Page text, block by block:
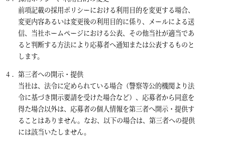
前項記載の採用ポリシーにおける利用目的を変更する場合、
変更内容あるいは変更後の利用目的に係り、メールによる送
信、当社ホームページにおける公表、その他当社が適当であ
ると判断する方法により応募者へ通知または公表するものと
します。
第三者への開示・提供
当社は、法令に定められている場合（警察等公的機関より法
令に基づき開示要請を受けた場合など）、応募者から同意を
得た場合以外は、応募者の個人情報を第三者へ開示・提供す
ることはありません。なお、以下の場合は、第三者への提供
には該当いたしません。